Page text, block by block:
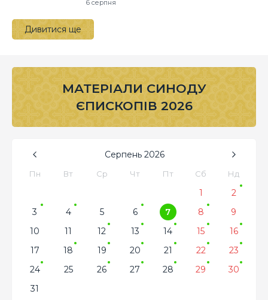
6 серпня
Дивитися ще
МАТЕРІАЛИ СИНОДУ
ЄПИСКОПІВ 2026
Серпень 2026
Пн Вт Ср Чт Пт Сб Нд
1
2
3
4 5 6 7 8
9
10
11 12 13 14 15
16
17
18 19 20 21 22
23
24
25 26 27 28 29
30
31